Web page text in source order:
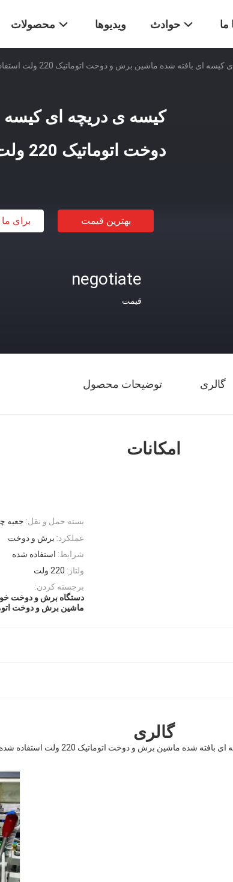
محصولات ویدیوها حوادث ما
ای بافته شده ماشین برش و دوخت اتوماتیک 220 ولت استفاده شده
کیسه ی دریچه ای
دوخت اتوماتیک 220 ولت استفاده شده
بهترین قیمت برای ما
negotiate
قیمت
گالری توضیحات محصول
امکانات
بسته حمل و نقل: جعبه
عملکرد: برش و دوخت
شرایط: استفاده شده
ولتاژ: 220 ولت
برجسته کردن:
دستگاه برش و دوخت
ماشین برش و دوخت
گالری
شده ماشین برش و دوخت اتوماتیک 220 ولت استفاده شده